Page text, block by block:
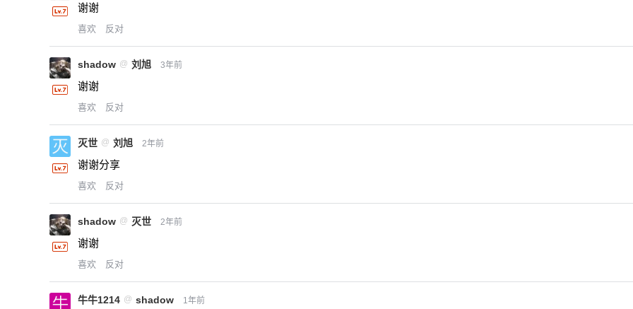
谢谢
喜欢 反对
shadow @ 刘旭 3年前
谢谢
喜欢 反对
灭世 @ 刘旭 2年前
谢谢分享
喜欢 反对
shadow @ 灭世 2年前
谢谢
喜欢 反对
牛牛1214 @ shadow 1年前
限。